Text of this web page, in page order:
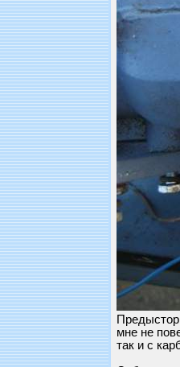
мне не
так и с